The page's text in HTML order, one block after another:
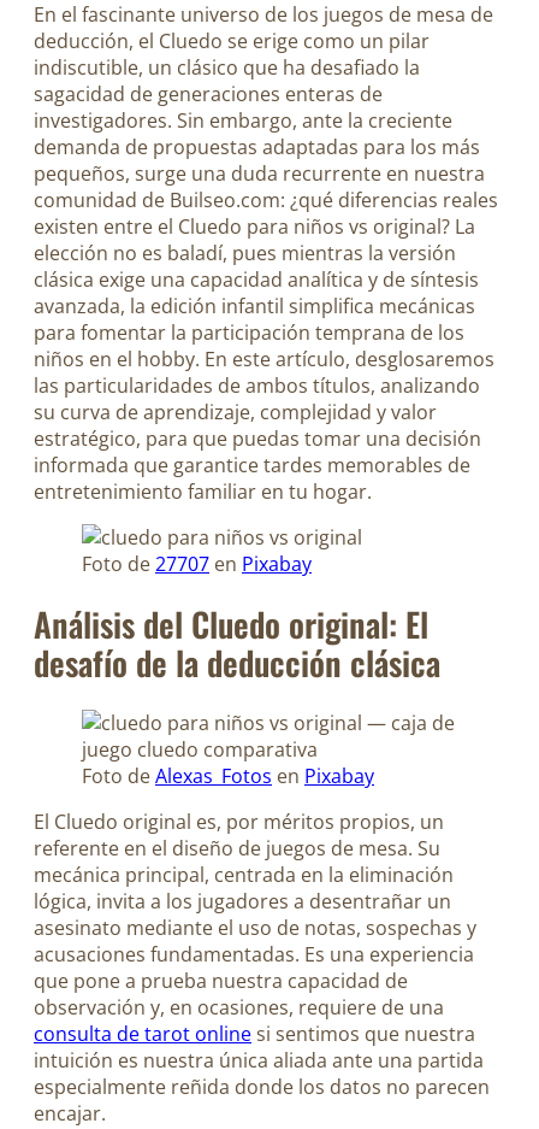
En el fascinante universo de los juegos de mesa de
deducción, el Cluedo se erige como un pilar
indiscutible, un clásico que ha desafiado la
sagacidad de generaciones enteras de
investigadores. Sin embargo, ante la creciente
demanda de propuestas adaptadas para los más
pequeños, surge una duda recurrente en nuestra
comunidad de Builseo.com: ¿qué diferencias reales
existen entre el Cluedo para niños vs original? La
elección no es baladí, pues mientras la versión
clásica exige una capacidad analítica y de síntesis
avanzada, la edición infantil simplifica mecánicas
para fomentar la participación temprana de los
niños en el hobby. En este artículo, desglosaremos
las particularidades de ambos títulos, analizando
su curva de aprendizaje, complejidad y valor
estratégico, para que puedas tomar una decisión
informada que garantice tardes memorables de
entretenimiento familiar en tu hogar.
Foto de27707 en Pixabay
Análisis del Cluedo original: El
desafío de la deducción clásica
Foto deAlexas_Fotos en Pixabay
El Cluedo original es, por méritos propios, un
referente en el diseño de juegos de mesa. Su
mecánica principal, centrada en la eliminación
lógica, invita a los jugadores a desentrañar un
asesinato mediante el uso de notas, sospechas y
acusaciones fundamentadas. Es una experiencia
que pone a prueba nuestra capacidad de
observación y, en ocasiones, requiere de una
consulta de tarot onlinesi sentimos que nuestra
intuición es nuestra única aliada ante una partida
especialmente reñida donde los datos no parecen
encajar.